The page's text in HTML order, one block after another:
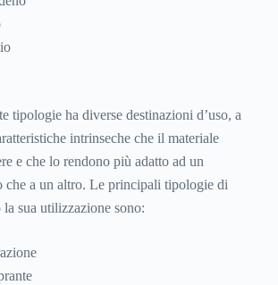
tipologie ha diverse destinazioni d’uso, a
intrinseche che il materiale
e che lo rendono più adatto ad un
che a un altro. Le principali tipologie di
la sua utilizzazione sono: